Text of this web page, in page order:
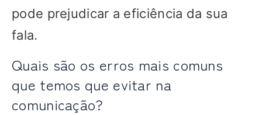
pode prejudicar a eficiência da sua
fala.
Quais são os erros mais comuns
que temos que evitar na
comunicação?